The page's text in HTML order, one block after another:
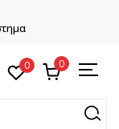
0 0